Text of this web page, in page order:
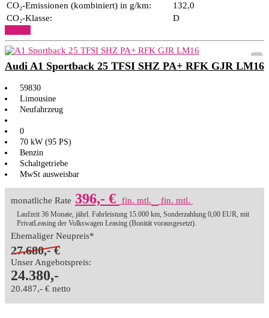
CO₂-Emissionen (kombiniert) in g/km:
132,0
CO₂-Klasse:
D
Audi A1 Sportback 25 TFSI SHZ PA+ RFK GJR LM16
59830
Limousine
Neufahrzeug
0
70 kW (95 PS)
Benzin
Schaltgetriebe
MwSt ausweisbar
monatliche Rate 396,- € fin. mtl. fin. mtl.
Laufzeit 36 Monate, jährl. Fahrleistung 15.000 km, Sonderzahlung 0,00 EUR, mit
PrivatLeasing der Volkswagen Leasing (Bonität vorausgesetzt).
Ehemaliger Neupreis*
27.680,- €
Unser Angebotspreis:
24.380,-
20.487,- € netto